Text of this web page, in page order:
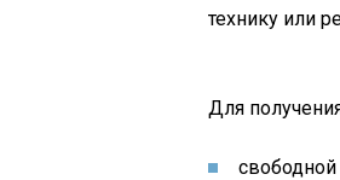
технику или
Для
свободной